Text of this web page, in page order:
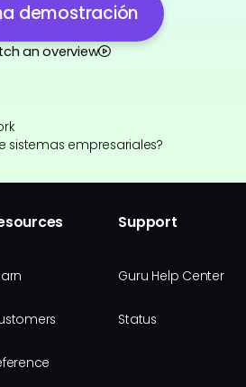
demostración
an overview
sistemas empresariales?
Support
Guru Help Center
Status